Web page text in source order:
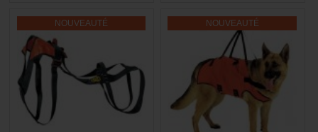
NOUVEAUTÉ NOUVEAUTÉ